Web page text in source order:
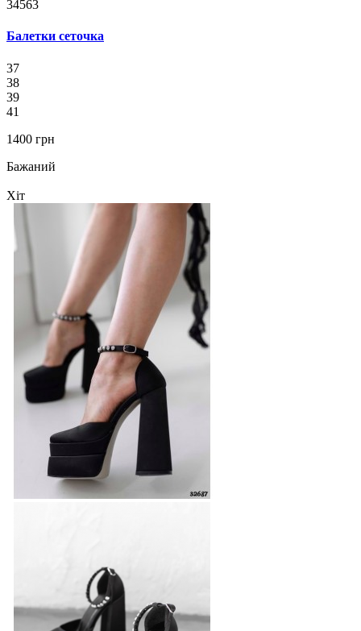
34563
Балетки сеточка
37
38
39
41
1400 грн
Бажаний
Хіт